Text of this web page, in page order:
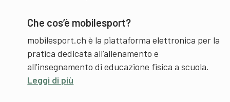
Che cos’è mobilesport?
mobilesport.ch è la piattaforma elettronica per la
pratica dedicata all’allenamento e
all’insegnamento di educazione fisica a scuola.
Leggi di più